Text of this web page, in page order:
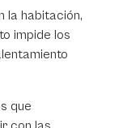
la habitación,
impide los
que